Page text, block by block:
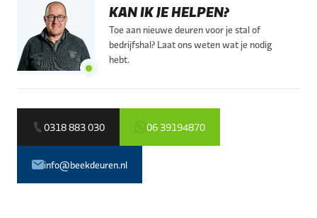
KAN IK JE HELPEN?
Toe aan nieuwe deuren voor je stal of
bedrijfshal? Laat ons weten wat je nodig
hebt.
0318 883 030 06 39194870
info@beekdeuren.nl